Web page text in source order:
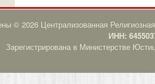
© 2026 Централизованная
ИНН:
Зарегистрирована в Министерстве